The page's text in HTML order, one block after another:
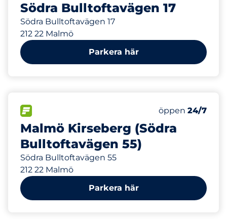
Södra Bulltoftavägen 17
Södra Bulltoftavägen 17
212 22 Malmö
Parkera här
Malmö Kirseberg (Södra
Bulltoftavägen 55)
Södra Bulltoftavägen 55
212 22 Malmö
Antal
Totalt antal
Fredag
öppen 24/7
389 m
Parkera här